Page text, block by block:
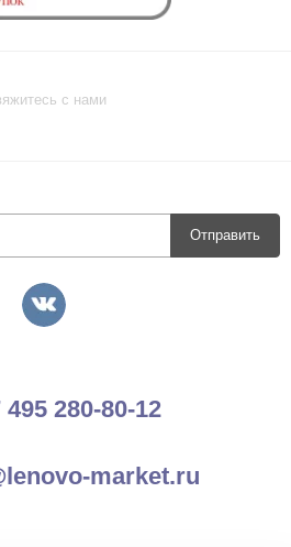
с нами
Отправить
495 280-80-12
market.ru